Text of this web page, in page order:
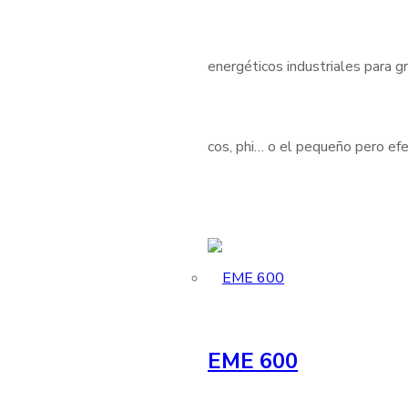
energéticos industriales para
cos, phi… o el pequeño pero
EME 600